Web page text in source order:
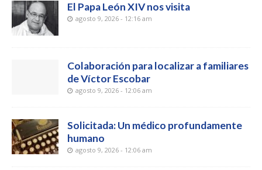
El Papa León XIV nos visita
agosto 9, 2026 - 12:16 am
Colaboración para localizar a familiares
de Víctor Escobar
agosto 9, 2026 - 12:06 am
Solicitada: Un médico profundamente
humano
agosto 9, 2026 - 12:06 am